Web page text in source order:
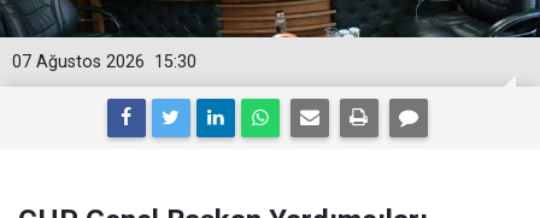
15:30
07 Ağustos 2026